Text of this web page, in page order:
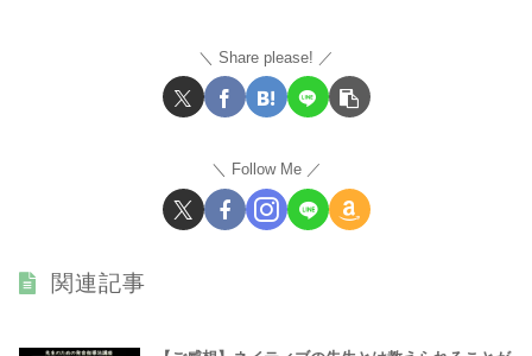
Share please!
Follow Me
関連記事